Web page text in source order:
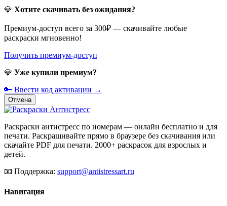
💎 Хотите скачивать без ожидания?
Премиум-доступ всего за 300₽ — скачивайте любые
раскраски мгновенно!
Получить премиум-доступ
💎 Уже купили премиум?
🔑 Ввести код активации →
Отмена
Раскраски антистресс по номерам — онлайн бесплатно и для
печати. Раскрашивайте прямо в браузере без скачивания или
скачайте PDF для печати. 2000+ раскрасок для взрослых и
детей.
📧 Поддержка: support@antistressart.ru
Навигация